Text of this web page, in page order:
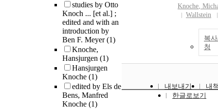
studies by Otto
Knoch ... [et al.] ;
edited and with an
introduction by
Ben F. Meyer(1)
Knoche,
Hansjurgen (1)
Hansjurgen
Knoche (1)
edited by Els de
Bens, Manfred
Knoche (1)
Knoche,
Wallstein
복
청
내보내기
내
한글로보기